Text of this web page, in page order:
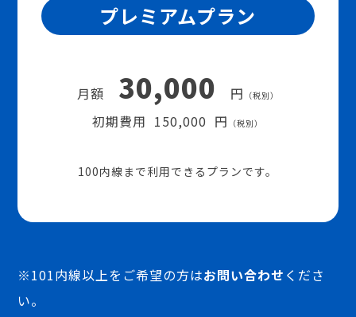
プレミアムプラン
月額 30,000 円 （税別）
初期費用 150,000 円 （税別）
100内線まで利用できるプランです。
※101内線以上をご希望の方はお問い合わせ くださ
い。